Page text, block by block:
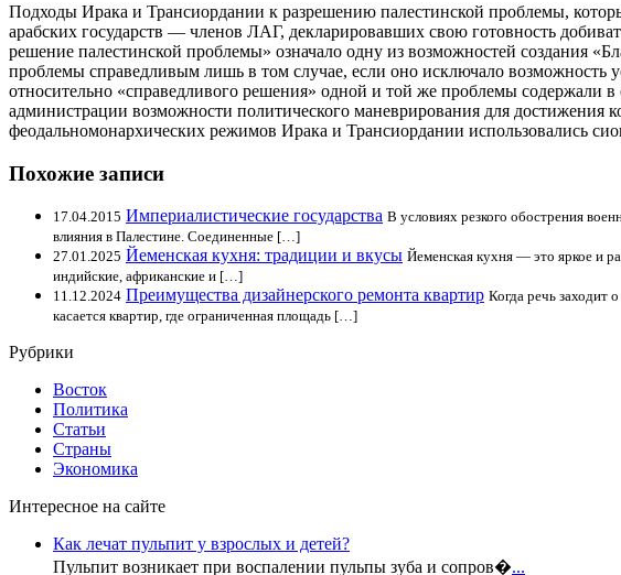
Подходы Ирака и Трансиордании к разрешению палестинской проблемы,
арабских государств — членов ЛАГ, декларировавших свою готовность
решение палестинской проблемы» означало одну из возможностей создания
проблемы справедливым лишь в том случае, если оно исключало
относительно «справедливого решения» одной и той же проблемы содержали
администрации возможности политического маневрирования для достижения
феодальномонархических режимов Ирака и Трансиордании использовались
Похожие записи
17.04.2015 Империалистические государства В условиях резкого обострения
влияния в Палестине. Соединенные […]
27.01.2025 Йеменская кухня: традиции и вкусы Йеменская кухня — это яркое и
индийские, африканские и […]
11.12.2024 Преимущества дизайнерского ремонта квартир Когда речь заходит
касается квартир, где ограниченная площадь […]
Рубрики
Восток
Политика
Статьи
Страны
Экономика
Интересное на сайте
Как лечат пульпит у взрослых и детей?
Пульпит возникает при воспалении пульпы зуба и сопров�...